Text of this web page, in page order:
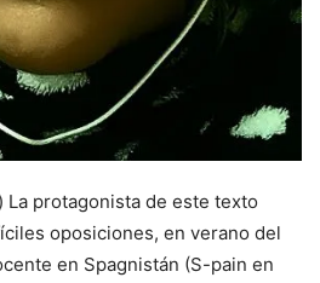
La protagonista de este texto
oposiciones, en verano del
en Spagnistán (S-pain en